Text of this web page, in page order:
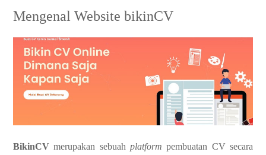
Mengenal Website bikinCV
BikinCV merupakan sebuah platform pembuatan CV secara